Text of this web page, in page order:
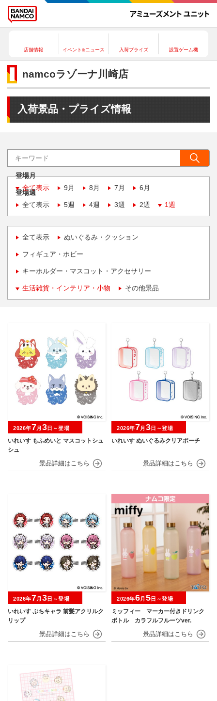
店舗情報 イベント&ニュース 入荷プライズ 設置ゲーム機
namcoラゾーナ川崎店
入荷景品・プライズ情報
登場月
全て表示
9月 8月 7月 6月
登場週
全て表示
5週 4週 3週 2週 1週
全て表示 ぬいぐるみ・クッション
フィギュア・ホビー
キーホルダー・マスコット・アクセサリー
生活雑貨・インテリア・小物 その他景品
いれいす もふめいと マスコットシュ
シュ
2026年7月 3日～登場
いれいす ぬいぐるみクリアポーチ
2026年7月 3日～登場
いれいす ぷちキャラ 前髪アクリルク
リップ
2026年7月 3日～登場
ミッフィー マーカー付きドリンク
ボトル カラフルフルーツver.
2026年6月 5日～登場